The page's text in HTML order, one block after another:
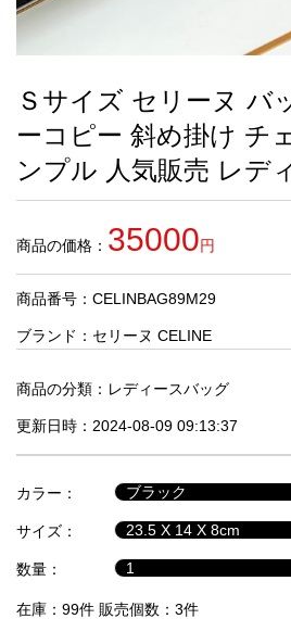
製
す
す
め
商
人
気
商
セ
ル
品
Ｓサイズ セリーヌ バ
ーコピー 斜め掛け チ
ンプル 人気販売 レデ
商品の価格： 35000円
商品番号：CELINBAG89M29
ブランド： セリーヌ CELINE
商品の分類： レディースバッグ
更新日時：2024-08-09 09:13:37
カラー：
サイズ：
数量：
在庫：99件 販売個数：3件